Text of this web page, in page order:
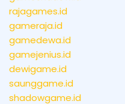
rajagames.id
gameraja.id
gamedewa.id
gamejenius.id
dewigame.id
saunggame.id
shadowgame.id